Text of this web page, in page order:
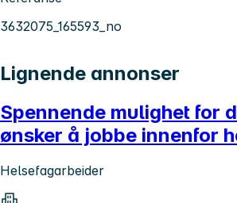
3632075_165593_no
Lignende annonser
Spennende mulighet for
ønsker å jobbe innenfor
Helsefagarbeider